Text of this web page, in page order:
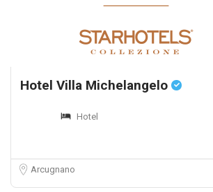
Hotel Villa Michelangelo
Hotel
Arcugnano